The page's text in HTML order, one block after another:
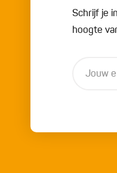
Schrijf je
hoogte